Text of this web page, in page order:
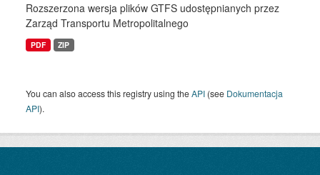
Rozszerzona wersja plików GTFS udostępnianych przez
Zarząd Transportu Metropolitalnego
PDF ZIP
You can also access this registry using theAPI (see Dokumentacja
API).